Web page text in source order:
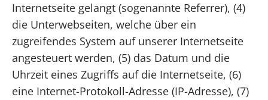
Internetseite gelangt (sogenannte Referrer), (4)
die Unterwebseiten, welche über ein
zugreifendes System auf unserer Internetseite
angesteuert werden, (5) das Datum und die
Uhrzeit eines Zugriffs auf die Internetseite, (6)
eine Internet-Protokoll-Adresse (IP-Adresse), (7)